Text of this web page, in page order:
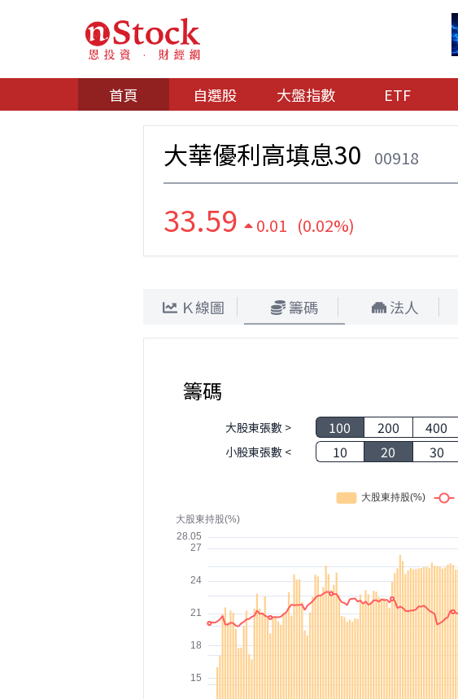
首頁 自選股 大盤指數 ETF
大華優利高填息30 00918
33.59 0.01 (0.02%)
Ｋ線圖 籌碼 法人
籌碼
大股東張數 > 100 200 400
小股東張數 < 10 20 30